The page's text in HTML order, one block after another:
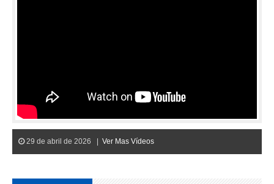
29 de abril de 2026 | Ver Mas Vídeos